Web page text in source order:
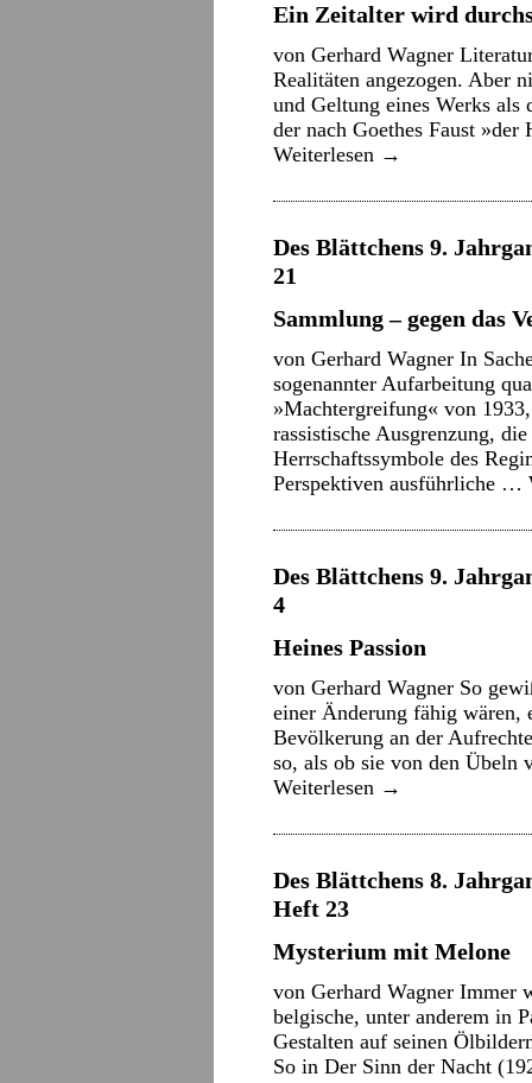
Ein Zeitalter wird
von Gerhard Wagner
Realitäten angezogen. Aber
und Geltung eines Werks
der nach Goethes Faust
Weiterlesen →
Des Blättchens 9.
21
Sammlung – gegen das
von Gerhard Wagner In
sogenannter Aufarbeitung
»Machtergreifung« von
rassistische Ausgrenzung,
Herrschaftssymbole des
Perspektiven ausführliche …
Des Blättchens 9.
4
Heines Passion
von Gerhard Wagner So
einer Änderung fähig wären,
Bevölkerung an der
so, als ob sie von den
Weiterlesen →
Des Blättchens 8.
Heft 23
Mysterium mit Melone
von Gerhard Wagner Immer
belgische, unter anderem in
Gestalten auf seinen
So in Der Sinn der Nacht